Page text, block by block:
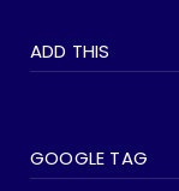
Madonna
ADD THIS
GOOGLE TAG